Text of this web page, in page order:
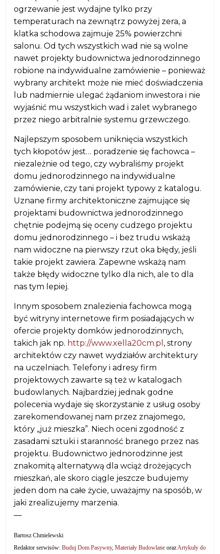
ogrzewanie jest wydajne tylko przy
temperaturach na zewnątrz powyżej zera, a
klatka schodowa zajmuje 25% powierzchni
salonu. Od tych wszystkich wad nie są wolne
nawet projekty budownictwa jednorodzinnego
robione na indywidualne zamówienie – ponieważ
wybrany architekt może nie mieć doświadczenia
lub nadmiernie ulegać żądaniom inwestora i nie
wyjaśnić mu wszystkich wad i zalet wybranego
przez niego arbitralnie systemu grzewczego.
Najlepszym sposobem uniknięcia wszystkich
tych kłopotów jest… poradzenie się fachowca –
niezależnie od tego, czy wybraliśmy projekt
domu jednorodzinnego na indywidualne
zamówienie, czy tani projekt typowy z katalogu.
Uznane firmy architektoniczne zajmujące się
projektami budownictwa jednorodzinnego
chętnie podejmą się oceny cudzego projektu
domu jednorodzinnego – i bez trudu wskażą
nam widoczne na pierwszy rzut oka błędy, jeśli
takie projekt zawiera. Zapewne wskażą nam
także błędy widoczne tylko dla nich, ale to dla
nas tym lepiej.
Innym sposobem znalezienia fachowca mogą
być witryny internetowe firm posiadających w
ofercie projekty domków jednorodzinnych,
takich jak np. http://www.xella20cm.pl , strony
architektów czy nawet wydziałów architektury
na uczelniach. Telefony i adresy firm
projektowych zawarte są też w katalogach
budowlanych. Najbardziej jednak godne
polecenia wydaje się skorzystanie z usług osoby
zarekomendowanej nam przez znajomego,
który „już mieszka”. Niech oceni zgodność z
zasadami sztuki i staranność branego przez nas
projektu. Budownictwo jednorodzinne jest
znakomitą alternatywą dla wciąż drożejących
mieszkań, ale skoro ciągle jeszcze budujemy
jeden dom na całe życie, uważajmy na sposób, w
jaki zrealizujemy marzenia.
—
Bartosz Chmielewski
Redaktor serwisów:Buduj Dom Pasywny,Materiały Budowlane orazArtykuły do